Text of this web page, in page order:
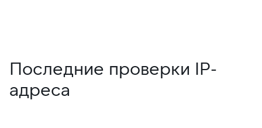
Последние проверки IP-
адреса